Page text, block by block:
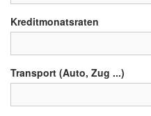
Kreditmonatsraten
Transport (Auto, Zug ...)